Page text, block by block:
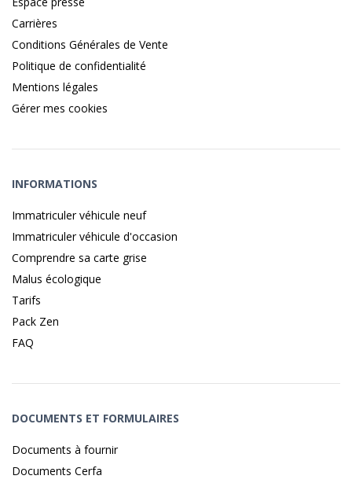
Carrières
Conditions Générales de Vente
Politique de confidentialité
Mentions légales
Gérer mes cookies
INFORMATIONS
Immatriculer véhicule neuf
Immatriculer véhicule d'occasion
Comprendre sa carte grise
Malus écologique
Tarifs
Pack Zen
FAQ
DOCUMENTS ET FORMULAIRES
Documents à fournir
Documents Cerfa